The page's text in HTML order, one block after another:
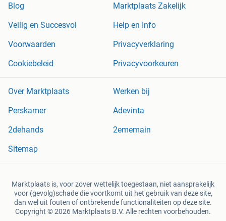
Blog
Marktplaats Zakelijk
Veilig en Succesvol
Help en Info
Voorwaarden
Privacyverklaring
Cookiebeleid
Privacyvoorkeuren
Over Marktplaats
Werken bij
Perskamer
Adevinta
2dehands
2ememain
Sitemap
Marktplaats is, voor zover wettelijk toegestaan, niet aansprakelijk
voor (gevolg)schade die voortkomt uit het gebruik van deze site,
dan wel uit fouten of ontbrekende functionaliteiten op deze site.
Copyright © 2026 Marktplaats B.V. Alle rechten voorbehouden.